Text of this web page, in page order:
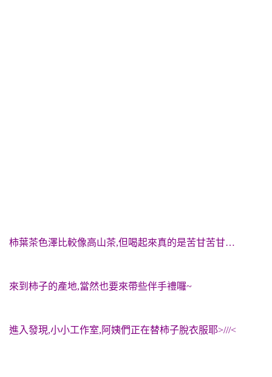
柿葉茶色澤比較像高山茶,但喝起來真的是苦甘苦甘…
來到柿子的產地,當然也要來帶些伴手禮囉~
進入發現,小小工作室,阿姨們正在替柿子脫衣服耶>///<